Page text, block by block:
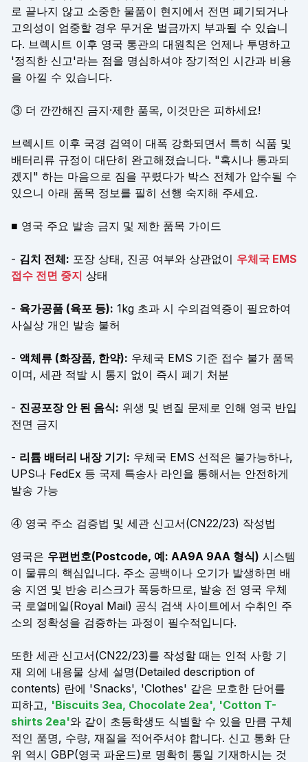
로 끝나지 않고 소중한 물품이 현지에서 전면 폐기되거나
고의성이 엄중할 경우 무거운 벌금까지 부과될 수 있습니
다. 브렉시트 이후 영국 통관의 대원칙은 언제나 투명하고
'정직한 신고'라는 점을 명심하셔야 장기적인 시간과 비용
을 아낄 수 있습니다.
③ 더 깐깐해진 금지·제한 품목, 이것만은 피하세요!
브렉시트 이후 국경 검역이 대폭 강화되면서 특히 식품 및
배터리류 규정이 대단히 완고해졌습니다. "혹시나 통과되
겠지" 하는 마음으로 짐을 꾸렸다가 박스 전체가 압수될 수
있으니 아래 품목 정보를 필히 선행 숙지해 주세요.
■ 영국 주요 발송 금지 및 제한 품목 가이드
- 김치 전체: 포장 상태, 진공 여부와 상관없이 우체국 EMS
접수 전면 중지 상태
- 육가공품 (육포 등): 1kg 초과 시 수의검역증이 필요하여
사실상 개인 발송 불허
- 액체류 (화장품, 한약): 우체국 EMS 기준 접수 불가 품목
이며, 세관 적발 시 통지 없이 즉시 폐기 처분
- 진공포장 안 된 음식: 위생 및 변질 문제로 인해 영국 반입
전면 금지
- 리튬 배터리 내장 기기: 우체국 EMS 선적은 불가능하나,
UPS나 FedEx 등 국제 특송사 라인을 통해서는 안전하게
발송 가능
④ 영국 주소 검증법 및 세관 신고서(CN22/23) 작성법
영국은 우편번호(Postcode, 예: AA9A 9AA 형식) 시스템
이 물류의 핵심입니다. 주소 공백이나 오기가 발생하면 배
송 지연 및 반송 리스크가 폭등하므로, 발송 전 영국 우체
국 로열메일(Royal Mail) 공식 검색 사이트에서 수취인 주
소의 정확성을 검증하는 과정이 필수적입니다.
또한 세관 신고서(CN22/23)를 작성할 때는 인적 사항 기
재 외에 내용물 상세 설명(Detailed description of
contents) 란에 'Snacks', 'Clothes' 같은 모호한 단어를
피하고, 'Biscuits 3ea, Chocolate 2ea', 'Cotton T-
shirts 2ea'와 같이 초등학생도 식별할 수 있을 만큼 구체
적인 품명, 수량, 재질을 적어주셔야 합니다. 신고 통화 단
위 역시 GBP(영국 파운드)로 명확히 통일 기재하시는 것